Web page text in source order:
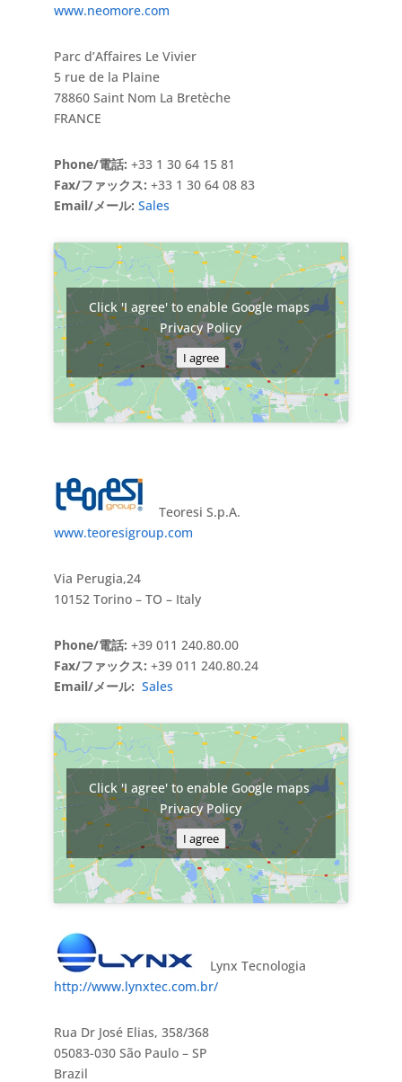
www.neomore.com
Parc d’Affaires Le Vivier
5 rue de la Plaine
78860 Saint Nom La Bretèche
FRANCE
Phone/電話: +33 1 30 64 15 81
Fax/ファックス: +33 1 30 64 08 83
Email/メール: Sales
Click 'I agree' to enable Google maps
Privacy Policy
I agree
Teoresi S.p.A.
www.teoresigroup.com
Via Perugia,24
10152 Torino – TO – Italy
Phone/電話: +39 011 240.80.00
Fax/ファックス: +39 011 240.80.24
Email/メール: Sales
Click 'I agree' to enable Google maps
Privacy Policy
I agree
Lynx Tecnologia
http://www.lynxtec.com.br/
Rua Dr José Elias, 358/368
05083-030 São Paulo – SP
Brazil